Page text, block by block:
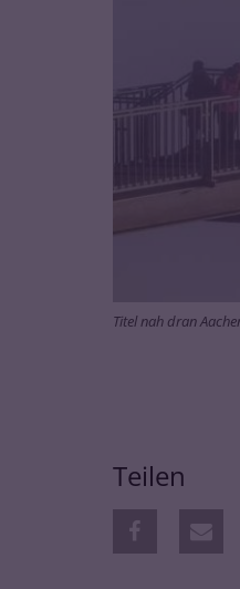
Titel nah dran
Teilen